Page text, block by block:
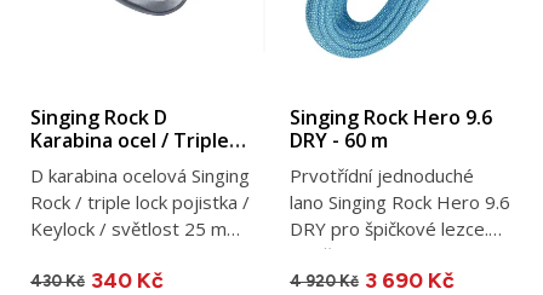
Singing Rock D
Karabina ocel / Triple
Lock
D karabina ocelová Singing
Rock / triple lock pojistka /
Keylock / světlost 25 mm
430 Kč 340 Kč
Singing Rock Hero 9.6
DRY - 60 m
Prvotřídní jednoduché
lano Singing Rock Hero 9.6
DRY pro špičkové lezce.
Vodě odolné, 60 g/m,...
4 920 Kč 3 690 Kč